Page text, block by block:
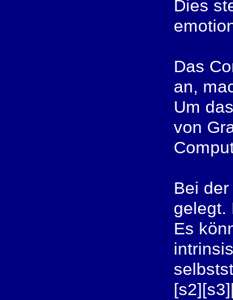
Dies
Das
an,
Um
von
Bei
gelegt.
Es